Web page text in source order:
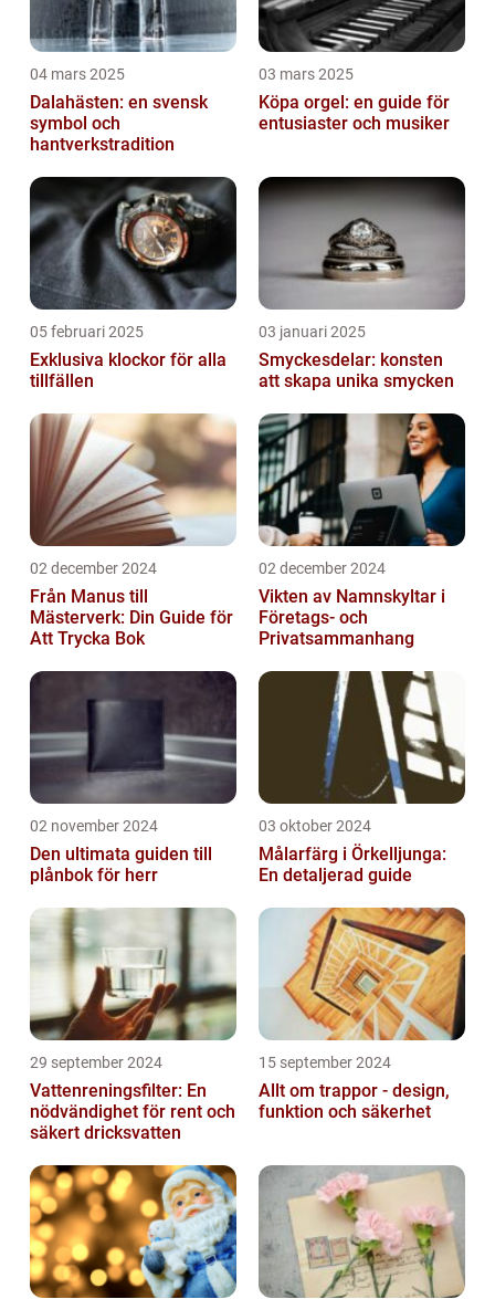
04 mars 2025
Dalahästen: en svensk
symbol och
hantverkstradition
03 mars 2025
Köpa orgel: en guide för
entusiaster och musiker
05 februari 2025
Exklusiva klockor för alla
tillfällen
03 januari 2025
Smyckesdelar: konsten
att skapa unika smycken
02 december 2024
Från Manus till
Mästerverk: Din Guide för
Att Trycka Bok
02 december 2024
Vikten av Namnskyltar i
Företags- och
Privatsammanhang
02 november 2024
Den ultimata guiden till
plånbok för herr
03 oktober 2024
Målarfärg i Örkelljunga:
En detaljerad guide
29 september 2024
Vattenreningsfilter: En
nödvändighet för rent och
säkert dricksvatten
15 september 2024
Allt om trappor - design,
funktion och säkerhet